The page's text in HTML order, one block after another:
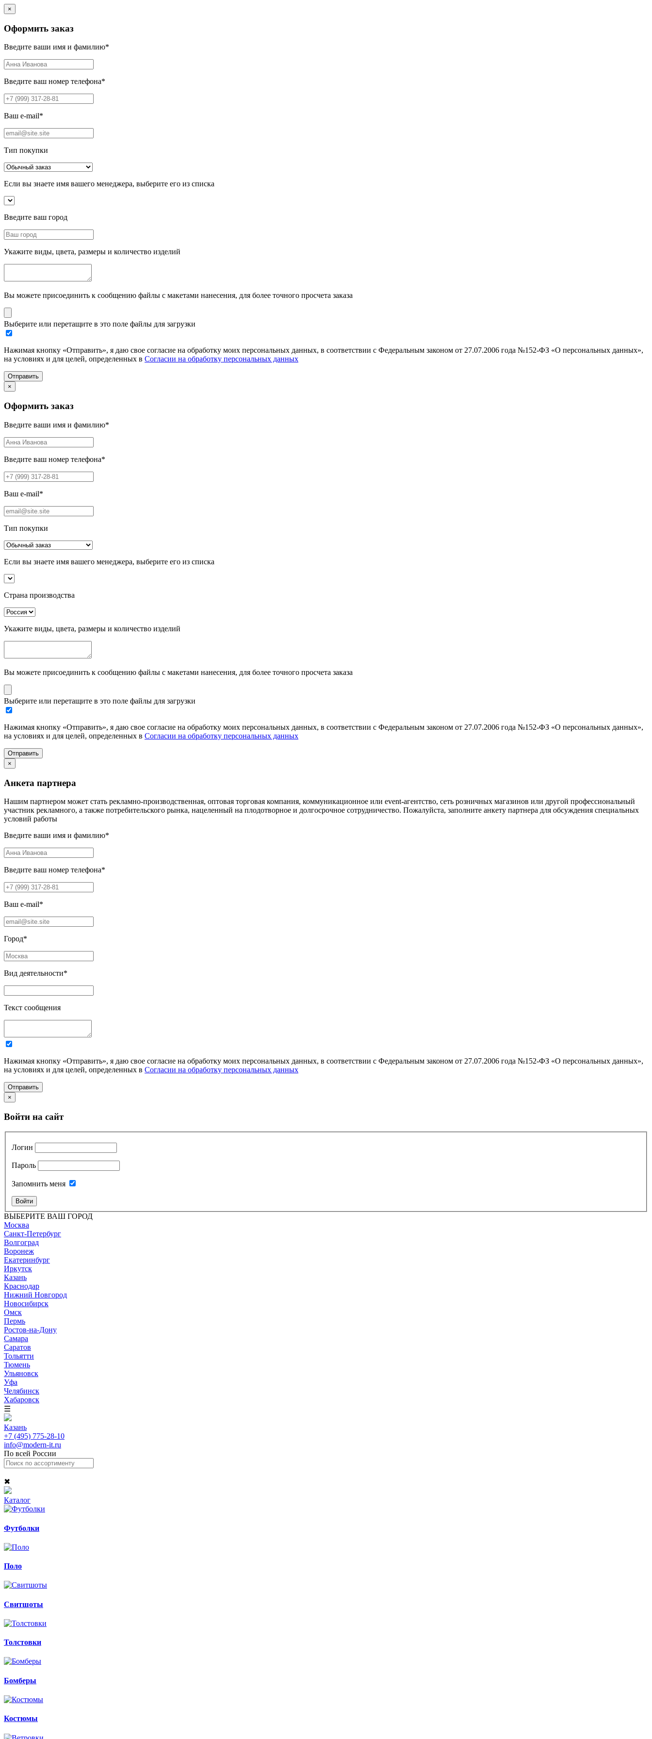
×
Оформить заказ
Введите ваши имя и фамилию*
Введите ваш номер телефона*
Ваш e-mail*
Тип покупки
Если вы знаете имя вашего менеджера, выберите его из списка
Введите ваш город
Укажите виды, цвета, размеры и количество изделий
Вы можете присоединить к сообщению файлы с макетами нанесения, для более точного просчета заказа
Выберите или перетащите в это поле файлы для загрузки
Нажимая кнопку «Отправить», я даю свое согласие на обработку моих персональных данных, в соответствии с Федеральным законом от 27.07.2006 года №152-ФЗ «О персональных данных»,
на условиях и для целей, определенных в Согласии на обработку персональных данных
Отправить
×
Оформить заказ
Введите ваши имя и фамилию*
Введите ваш номер телефона*
Ваш e-mail*
Тип покупки
Если вы знаете имя вашего менеджера, выберите его из списка
Страна производства
Укажите виды, цвета, размеры и количество изделий
Вы можете присоединить к сообщению файлы с макетами нанесения, для более точного просчета заказа
Выберите или перетащите в это поле файлы для загрузки
Нажимая кнопку «Отправить», я даю свое согласие на обработку моих персональных данных, в соответствии с Федеральным законом от 27.07.2006 года №152-ФЗ «О персональных данных»,
на условиях и для целей, определенных в Согласии на обработку персональных данных
Отправить
×
Анкета партнера
Нашим партнером может стать рекламно-производственная, оптовая торговая компания, коммуникационное или event-агентство, сеть розничных магазинов или другой профессиональный
участник рекламного, а также потребительского рынка, нацеленный на плодотворное и долгосрочное сотрудничество. Пожалуйста, заполните анкету партнера для обсуждения специальных
условий работы
Введите ваши имя и фамилию*
Введите ваш номер телефона*
Ваш e-mail*
Город*
Вид деятельности*
Текст сообщения
Нажимая кнопку «Отправить», я даю свое согласие на обработку моих персональных данных, в соответствии с Федеральным законом от 27.07.2006 года №152-ФЗ «О персональных данных»,
на условиях и для целей, определенных в Согласии на обработку персональных данных
Отправить
×
Войти на сайт
Логин
Пароль
Запомнить меня
Войти
ВЫБЕРИТЕ ВАШ ГОРОД
Москва
Санкт-Петербург
Волгоград
Воронеж
Екатеринбург
Иркутск
Казань
Краснодар
Нижний Новгород
Новосибирск
Омск
Пермь
Ростов-на-Дону
Самара
Саратов
Тольятти
Тюмень
Ульяновск
Уфа
Челябинск
Хабаровск
☰
Казань
+7 (495) 775-28-10
info@modern-it.ru
По всей России
✖
Каталог
Футболки
Поло
Свитшоты
Толстовки
Бомберы
Костюмы